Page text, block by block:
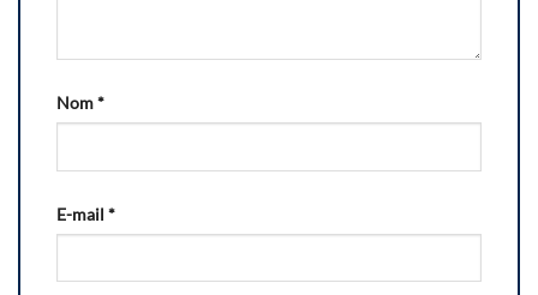
Nom*
E-mail *